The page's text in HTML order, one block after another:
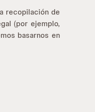
recopilación de
(por ejemplo,
basarnos en